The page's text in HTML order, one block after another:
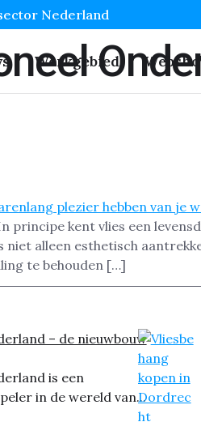
Nederland
Werkgebied
kent vlies een
alleen esthetisch
te behouden […]
– de nieuwbouw
is een
in de wereld van...